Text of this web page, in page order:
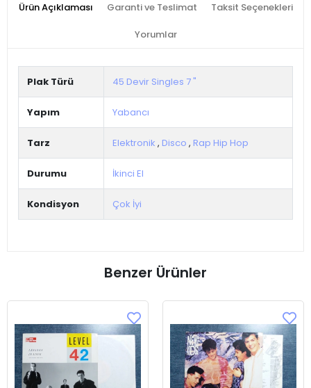
Ürün Açıklaması Garanti ve Teslimat Taksit Seçenekleri
Yorumlar
Plak Türü 45 Devir Singles 7 "
Yapım Yabancı
Tarz Elektronik , Disco , Rap Hip Hop
Durumu İkinci El
Kondisyon Çok İyi
Benzer Ürünler